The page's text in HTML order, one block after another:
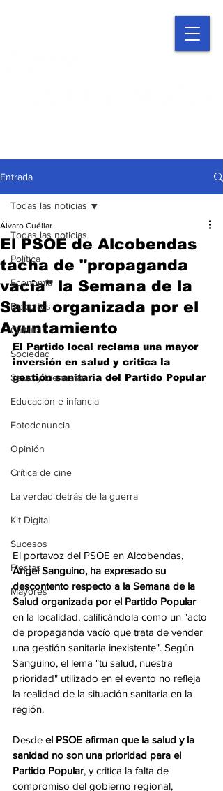
Entrada
Todas las noticias
Política
Economía
Deportes
Cultura
Sociedad
Salud y bienestar
Educación e infancia
Fotodenuncia
Opinión
Crítica de cine
La verdad detrás de la guerra
Kit Digital
Sucesos
Fiestas
Mayores
Todas las noticias
El PSOE de Alcobendas
tacha de "propaganda
vacía" la Semana de la
Salud organizada por el
Ayuntamiento
Álvaro Cuéllar
El Partido local reclama una mayor
inversión en salud y critica la
gestión sanitaria del Partido Popular
El portavoz del PSOE en Alcobendas,
Ángel Sanguino, ha expresado su
descontento respecto a la Semana de la
Salud organizada por el Partido Popular
en la localidad, calificándola como un "acto
de propaganda vacío que trata de vender
una gestión sanitaria inexistente". Según
Sanguino, el lema "tu salud, nuestra
prioridad" utilizado en el evento no refleja
la realidad de la situación sanitaria en la
región.
Desde el PSOE afirman que la salud y la
sanidad no son una prioridad para el
Partido Popular, y critica la falta de
compromiso del gobierno regional,